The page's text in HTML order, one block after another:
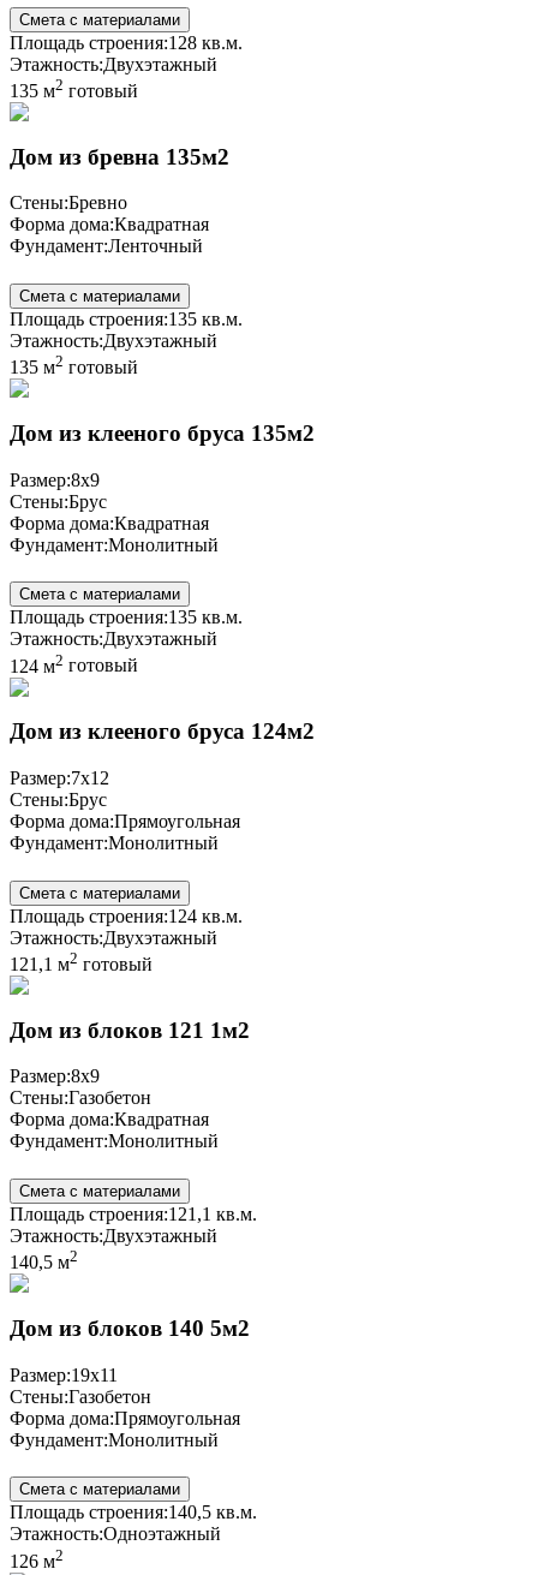
Смета с материалами
Площадь строения:128 кв.м.
Этажность:Двухэтажный
135 м2 готовый
Дом из бревна 135м2
Стены:Бревно
Форма дома:Квадратная
Фундамент:Ленточный
Смета с материалами
Площадь строения:135 кв.м.
Этажность:Двухэтажный
135 м2 готовый
Дом из клееного бруса 135м2
Размер:8x9
Стены:Брус
Форма дома:Квадратная
Фундамент:Монолитный
Смета с материалами
Площадь строения:135 кв.м.
Этажность:Двухэтажный
124 м2 готовый
Дом из клееного бруса 124м2
Размер:7x12
Стены:Брус
Форма дома:Прямоугольная
Фундамент:Монолитный
Смета с материалами
Площадь строения:124 кв.м.
Этажность:Двухэтажный
121,1 м2 готовый
Дом из блоков 121 1м2
Размер:8x9
Стены:Газобетон
Форма дома:Квадратная
Фундамент:Монолитный
Смета с материалами
Площадь строения:121,1 кв.м.
Этажность:Двухэтажный
140,5 м2
Дом из блоков 140 5м2
Размер:19x11
Стены:Газобетон
Форма дома:Прямоугольная
Фундамент:Монолитный
Смета с материалами
Площадь строения:140,5 кв.м.
Этажность:Одноэтажный
126 м2